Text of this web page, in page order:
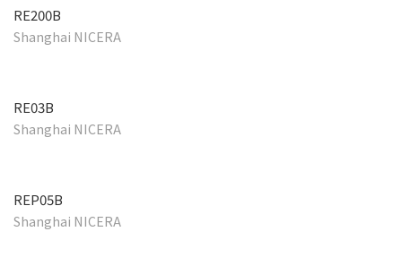
RE200B
Shanghai NICERA
RE03B
Shanghai NICERA
REP05B
Shanghai NICERA